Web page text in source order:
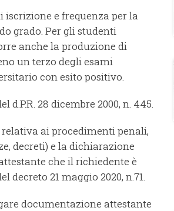
iscrizione e frequenza per la
grado. Per gli studenti
anche la produzione di
un terzo degli esami
con esito positivo.
28 dicembre 2000, n. 445.
ai procedimenti penali,
decreti) e la dichiarazione
attestante che il richiedente è
decreto 21 maggio 2020, n.71.
documentazione attestante